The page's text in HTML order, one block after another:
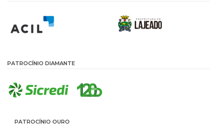
PATROCÍNIO DIAMANTE
PATROCÍNIO OURO